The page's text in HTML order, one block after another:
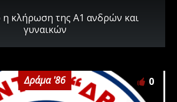
η κλήρωση της Α1 ανδρών και
γυναικών
Δράμα '86 0